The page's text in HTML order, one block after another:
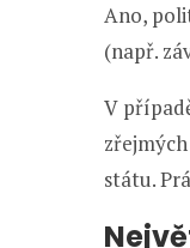
Ano,
(např.
V
státu.